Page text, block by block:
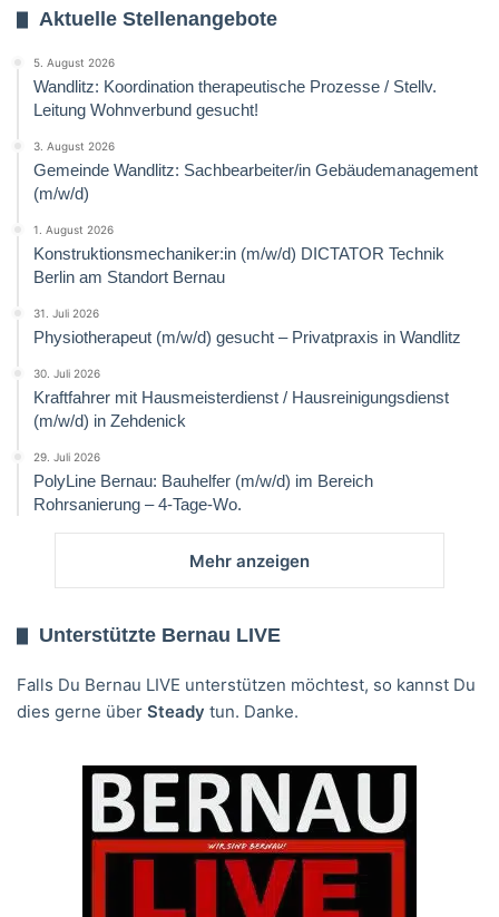
Aktuelle Stellenangebote
5. August 2026
Wandlitz: Koordination therapeutische Prozesse / Stellv.
Leitung Wohnverbund gesucht!
3. August 2026
Gemeinde Wandlitz: Sachbearbeiter/in Gebäudemanagement
(m/w/d)
1. August 2026
Konstruktionsmechaniker:in (m/w/d) DICTATOR Technik
Berlin am Standort Bernau
31. Juli 2026
Physiotherapeut (m/w/d) gesucht – Privatpraxis in Wandlitz
30. Juli 2026
Kraftfahrer mit Hausmeisterdienst / Hausreinigungsdienst
(m/w/d) in Zehdenick
29. Juli 2026
PolyLine Bernau: Bauhelfer (m/w/d) im Bereich
Rohrsanierung – 4-Tage-Wo.
Mehr anzeigen
Unterstützte Bernau LIVE
Falls Du Bernau LIVE unterstützen möchtest, so kannst Du
dies gerne über Steady tun. Danke.